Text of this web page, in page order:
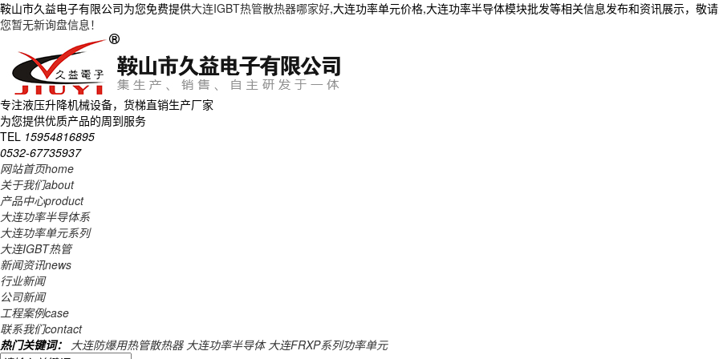
鞍山市久益电子有限公司为您免费提供大连IGBT热管散热器哪家好,大连功率单元价格,大连功率半导体模块批发等相关信息发布和资讯展示，敬
您暂无新询盘信息！
专注液压升降机械设备，货梯直销生产厂家
为您提供优质产品的周到服务
TEL 15954816895
0532-67735937
网站首页home
关于我们about
产品中心product
大连功率半导体系
大连功率单元系列
大连IGBT热管
新闻资讯news
行业新闻
公司新闻
工程案例case
联系我们contact
热门关键词： 大连防爆用热管散热器 大连功率半导体 大连FRXP系列功率单元